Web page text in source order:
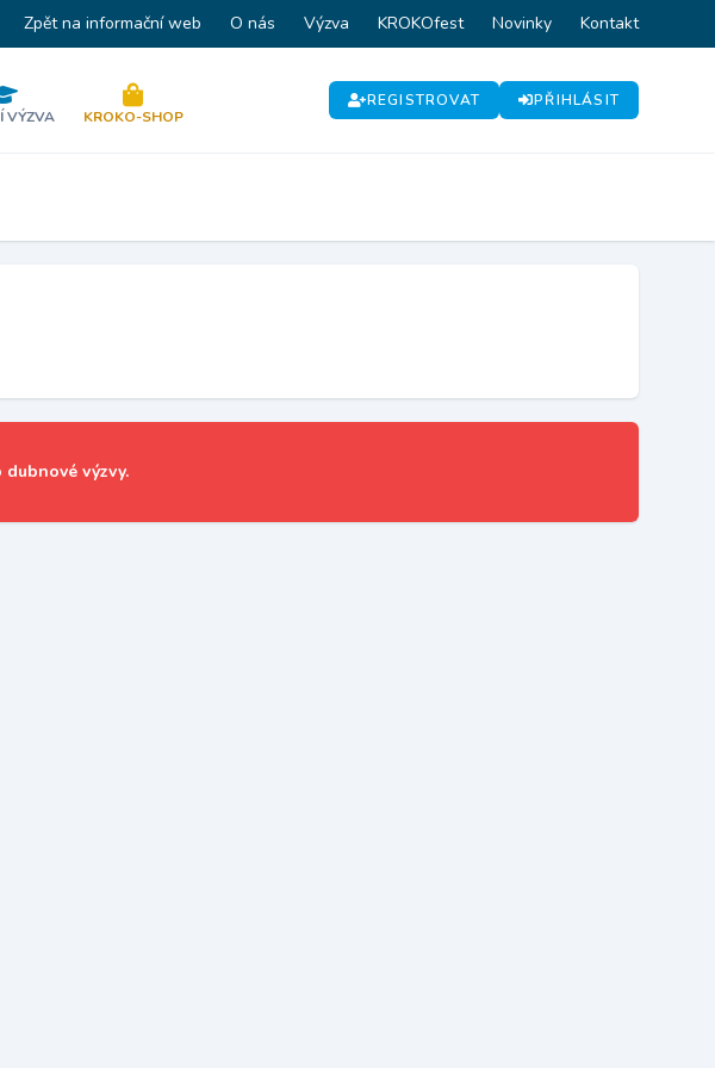
Zpět na informační web O nás Výzva KROKOfest Novinky Kontakt
VÝZVA KROKO-SHOP
REGISTROVAT PŘIHLÁSIT
výzvy.